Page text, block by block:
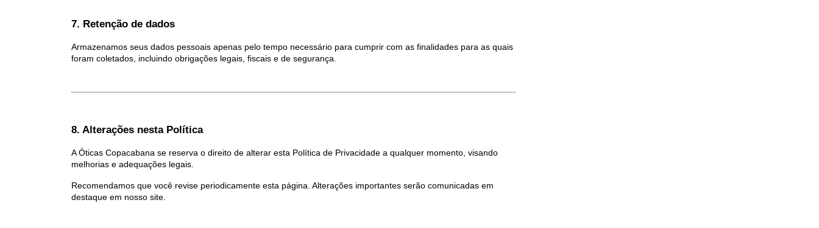
7. Retenção de dados
Armazenamos seus dados pessoais apenas pelo tempo necessário para cumprir com as finalidades para as quais
foram coletados, incluindo obrigações legais, fiscais e de segurança.
8. Alterações nesta Política
A Óticas Copacabana se reserva o direito de alterar esta Política de Privacidade a qualquer momento, visando
melhorias e adequações legais.
Recomendamos que você revise periodicamente esta página. Alterações importantes serão comunicadas em
destaque em nosso site.